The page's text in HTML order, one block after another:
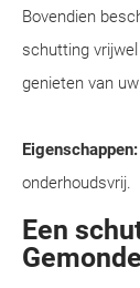
Bovendien
schutting
genieten van
Eigenschappen:
onderhoudsvrij.
Een